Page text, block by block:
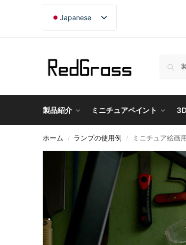
Japanese
English
German
製品紹介 ミニチュアペイント
ホーム / ランプの使用例 / ミニチュア絵画